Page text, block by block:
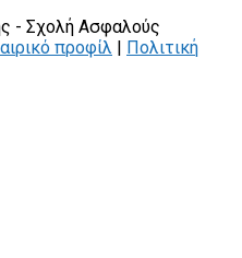
- Σχολή Ασφαλούς
προφίλ | Πολιτική